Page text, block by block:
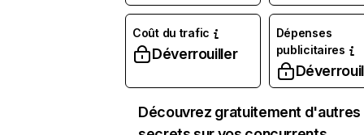
Coût du trafic
Déverrouiller
Dépenses
publicitaires
Découvrez gratuitement d'autres